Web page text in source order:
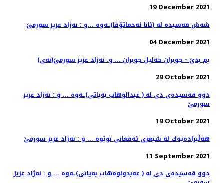
19 December 2021
شه‌ش قه‌سیده‌ له‌ (ئانا ئه‌خماتۆڤا)ـه‌وه‌ ...و : نه‌ژاد عزیز سورمێ
04 December 2021
(نه‌ی)یم بدێ - جوبران خه‌لیل جوبران ... و. نه‌ژاد عزیز سورمێ
29 October 2021
دوو قه‌سیده‌ی دی له‌ ( عبدالوهاب به‌یاتی)ـه‌وه ... و : نه‌ژاد عزیز
سورمێ
19 October 2021
هه‌ڵبژاده‌یه‌ك له‌ شیعری ئه‌فغانی نوێوه‌ ... و : نه‌ژاد عزیز سورمێ
11 September 2021
دوو قه‌سیده‌ی دی له‌ ( عه‌بدولوه‌هاب به‌یاتی)ـه‌وه ... و : نه‌ژاد عزیز